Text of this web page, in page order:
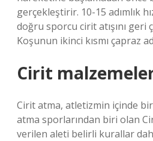
gerçekleştirir. 10-15 adımlık
doğru sporcu cirit atışını geri
Koşunun ikinci kısmı çapraz
Cirit
Cirit atma, atletizmin içinde
atma sporlarından biri olan
verilen aleti belirli kurallar